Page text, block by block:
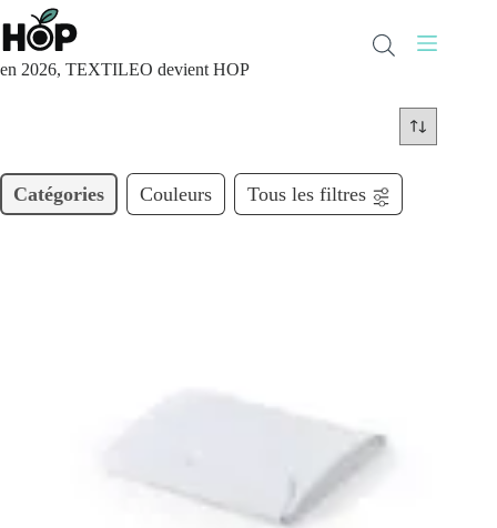
Passer
au
contenu
en 2026, TEXTILEO devient HOP
Catégories Couleurs Tous les filtres